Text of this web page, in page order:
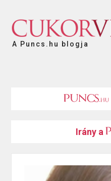
A Puncs.hu blogja
Irány a